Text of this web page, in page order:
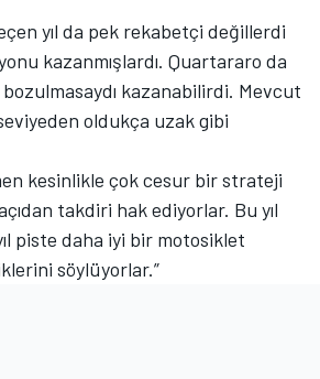
yıl da pek rekabetçi değillerdi
kazanmışlardı. Quartararo da
kazanabilirdi. Mevcut
oldukça uzak gibi
kesinlikle çok cesur bir strateji
takdiri hak ediyorlar. Bu yıl
yıl piste daha iyi bir motosiklet
söylüyorlar.”